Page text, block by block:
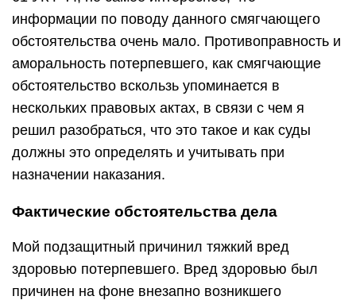
информации по поводу данного смягчающего
обстоятельства очень мало. Противоправность и
аморальность потерпевшего, как смягчающие
обстоятельство вскользь упоминается в
нескольких правовых актах, в связи с чем я
решил разобраться, что это такое и как суды
должны это определять и учитывать при
назначении наказания.
Фактические обстоятельства дела
Мой подзащитный причинил тяжкий вред
здоровью потерпевшего. Вред здоровью был
причинен на фоне внезапно возникшего